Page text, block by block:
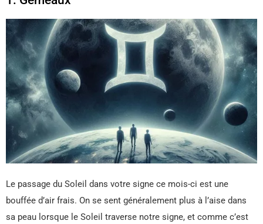
Le passage du Soleil dans votre signe ce mois-ci est une
bouffée d’air frais. On se sent généralement plus à l’aise dans
sa peau lorsque le Soleil traverse notre signe, et comme c’est